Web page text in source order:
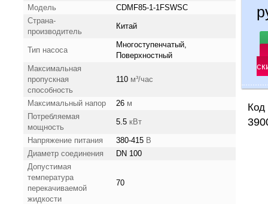
Модель
CDMF85-1-1FSWSC
Страна-
производитель
Китай
Тип насоса
Многоступенчатый,
Поверхностный
Максимальная
пропускная
способность
110 м³/час
Максимальный напор 26 м
Потребляемая
мощность
5.5 кВт
Напряжение питания 380-415 В
Диаметр соединения
DN 100
Допустимая
температура
перекачиваемой
жидкости
70
Код